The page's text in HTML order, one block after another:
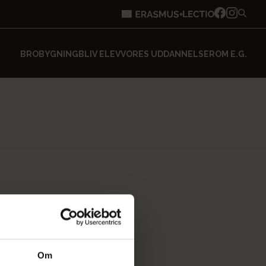
Om
BROBYGNING BLIV ELEVVORES UDDANNELSEROM E.G.